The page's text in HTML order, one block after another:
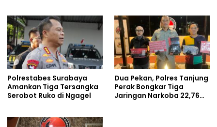
Polrestabes Surabaya
Amankan Tiga Tersangka
Serobot Ruko di Ngagel
Dua Pekan, Polres Tanjung
Perak Bongkar Tiga
Jaringan Narkoba 22,76